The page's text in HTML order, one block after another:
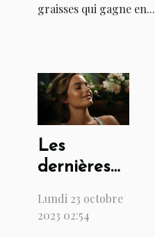
graisses qui gagne en...
Les
dernières
en matière
Lundi 23 octobre
2023 02:54